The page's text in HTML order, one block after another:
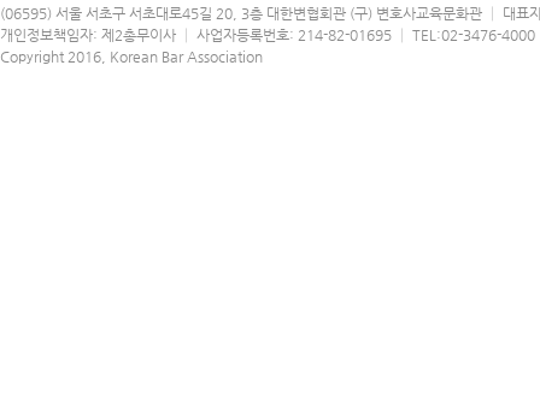
(06595) 서울 서초구 서초대로45길 20, 3층 대한변협회관 (구) 변호사교육문화관 │ 대표
개인정보책임자: 제2총무이사 │ 사업자등록번호: 214-82-01695 │ TEL:02-3476-
Copyright 2016, Korean Bar Association